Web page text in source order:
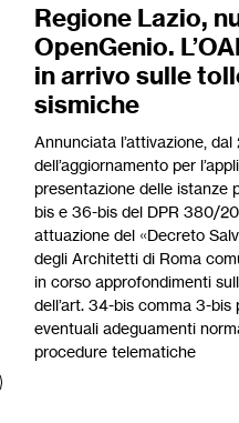
Regione Lazio,
OpenGenio.
in arrivo sulle
sismiche
Annunciata l’attivazione, dal
dell’aggiornamento per
presentazione delle istanze
bis e 36-bis del DPR 380/
attuazione del «Decreto
degli Architetti di Roma
in corso approfondimenti
dell’art. 34-bis comma 3-bis
eventuali adeguamenti
procedure telematiche